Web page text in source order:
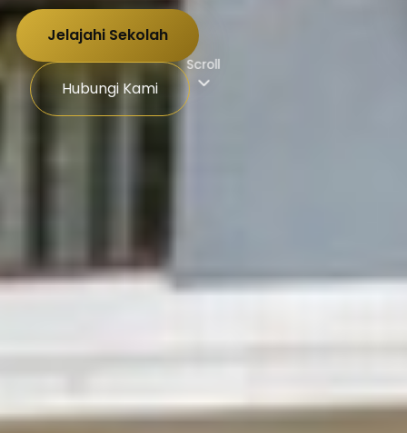
Jelajahi Sekolah
Hubungi Kami
Scroll